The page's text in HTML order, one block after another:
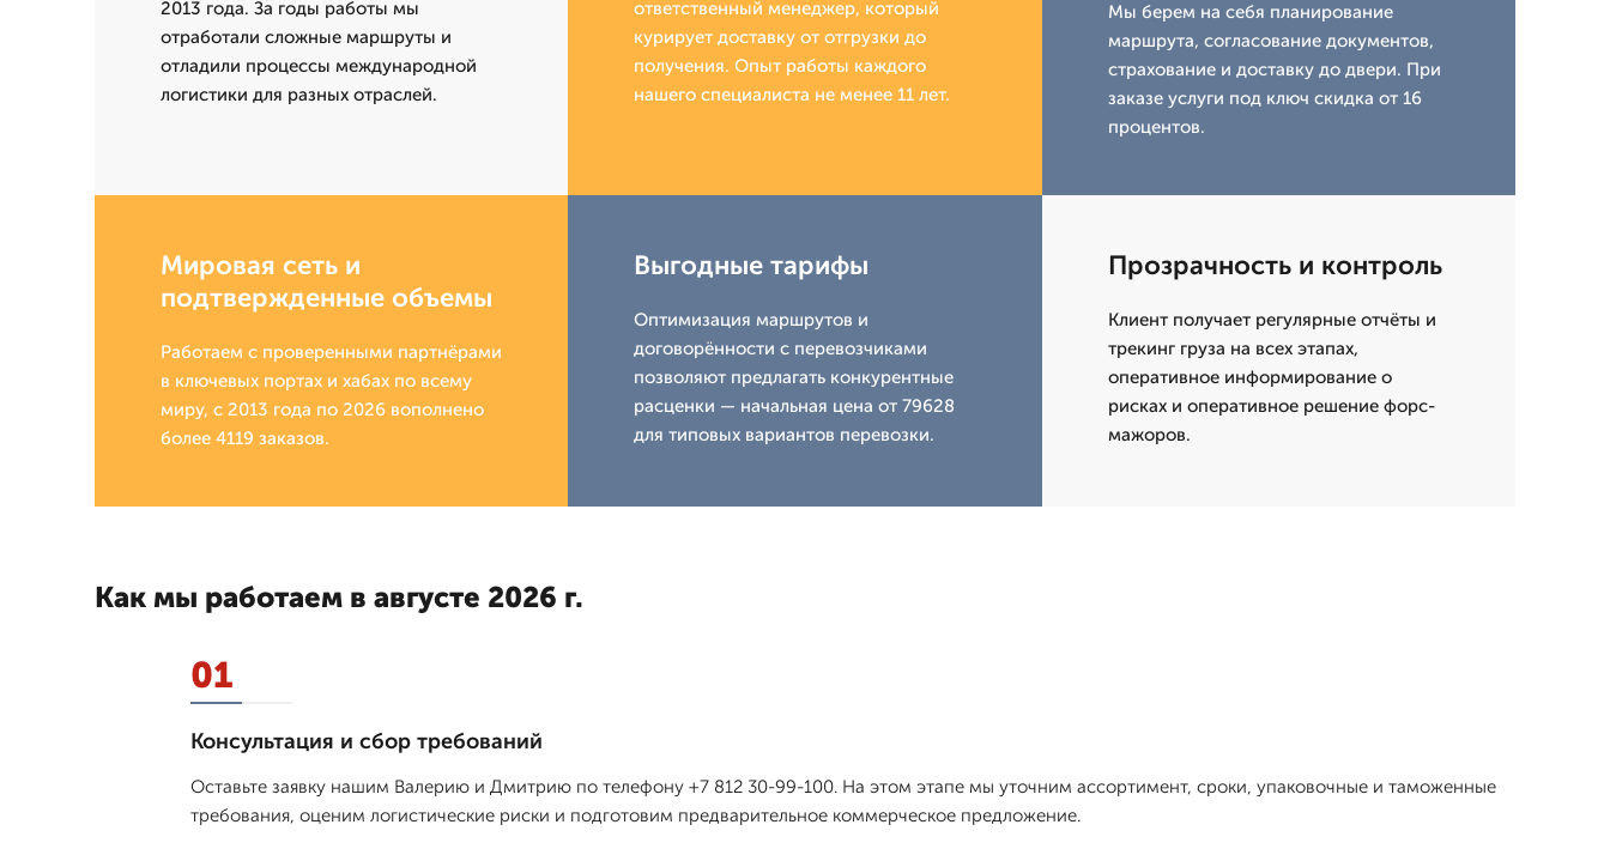
2013 года. За годы работы мы
отработали сложные маршруты и
отладили процессы международной
логистики для разных отраслей.
ответственный менеджер, который
курирует доставку от отгрузки до
получения. Опыт работы каждого
нашего специалиста не менее 11 лет.
Мы берем на себя планирование
маршрута, согласование документов,
страхование и доставку до двери. При
заказе услуги под ключ скидка от 16
процентов.
Мировая сеть и
подтвержденные объемы
Работаем с проверенными партнёрами
в ключевых портах и хабах по всему
миру, с 2013 года по 2026 вополнено
более 4119 заказов.
Выгодные тарифы
Оптимизация маршрутов и
договорённости с перевозчиками
позволяют предлагать конкурентные
расценки — начальная цена от 79628
для типовых вариантов перевозки.
Прозрачность и контроль
Клиент получает регулярные отчёты и
трекинг груза на всех этапах,
оперативное информирование о
рисках и оперативное решение форс-
мажоров.
Как мы работаем в августе 2026 г.
01
Консультация и сбор требований
Оставьте заявку нашим Валерию и Дмитрию по телефону +7 812 30-99-100. На этом этапе мы уточним ассортимент, сроки, упаковочные и таможенные
требования, оценим логистические риски и подготовим предварительное коммерческое предложение.